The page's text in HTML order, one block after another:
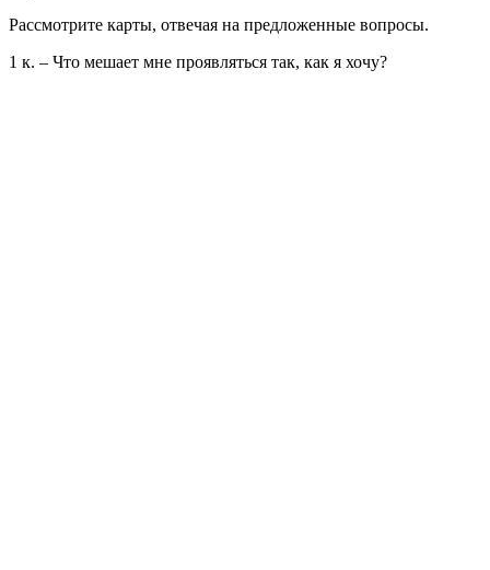
Рассмотрите карты, отвечая на предложенные вопросы.
1 к. – Что мешает мне проявляться так, как я хочу?